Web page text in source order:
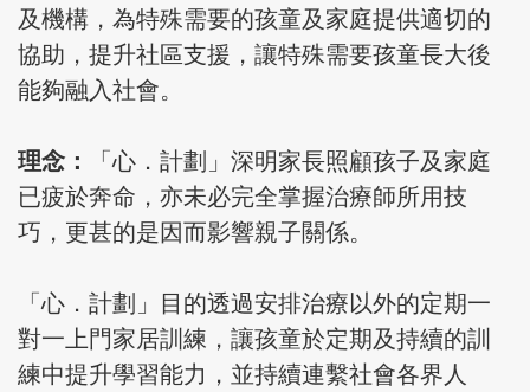
及機構，為特殊需要的孩童及家庭提供適切的
協助，提升社區支援，讓特殊需要孩童長大後
能夠融入社會。
理念：
「心．計劃」深明家長照顧孩子及家庭
已疲於奔命，亦未必完全掌握治療師所用技
巧，更甚的是因而影響親子關係。
「心．計劃」目的透過安排治療以外的定期一
對一上門家居訓練，讓孩童於定期及持續的訓
練中提升學習能力，並持續連繫社會各界人